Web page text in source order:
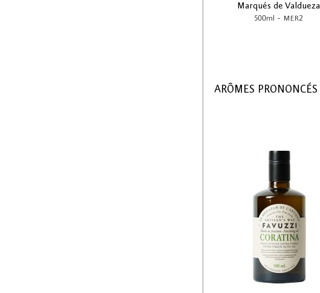
Marqués de Valdueza
500ml - MER2
ARÔMES PRONONCÉS